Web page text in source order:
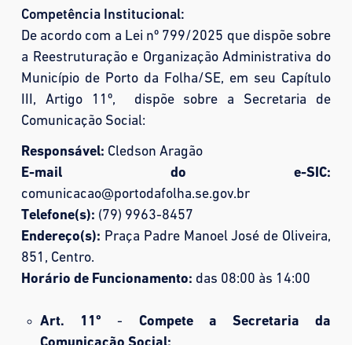
Competência Institucional:
De acordo com a Lei nº 799/2025 que dispõe sobre
a Reestruturação e Organização Administrativa do
Município de Porto da Folha/SE, em seu Capítulo
III, Artigo 11º, dispõe sobre a Secretaria de
Comunicação Social:
Responsável: Cledson Aragão
E-mail do e-SIC:
comunicacao@portodafolha.se.gov.br
Telefone(s): (79) 9963-8457
Endereço(s): Praça Padre Manoel José de Oliveira,
851, Centro.
Horário de Funcionamento: das 08:00 às 14:00
Art. 11º- Compete a Secretaria da